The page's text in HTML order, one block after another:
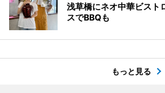
浅草橋にネオ中華ビス
スでBBQも
もっと見る